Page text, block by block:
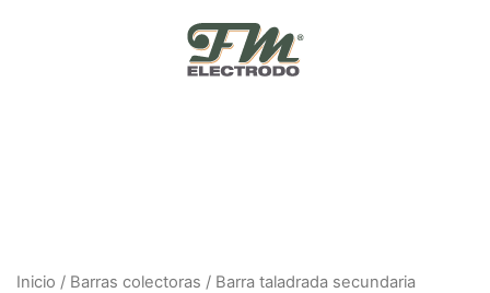
Inicio / Barras colectoras / Barra taladrada secundaria